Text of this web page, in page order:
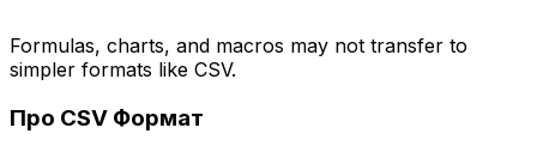
Formulas, charts, and macros may not transfer to
simpler formats like CSV.
Про CSV Формат